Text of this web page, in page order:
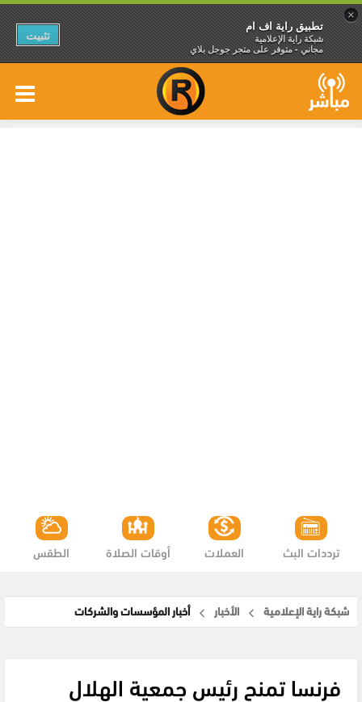
×
تطبيق راية اف ام
شبكة راية الإعلامية
مجاني - متوفر على متجر جوجل بلاي
تثبيت
الطقس أوقات الصلاة العملات ترددات البث
شبكة راية الإعلامية الأخبار أخبار المؤسسات والشركات
فرنسا تمنح رئيس جمعية الهلال